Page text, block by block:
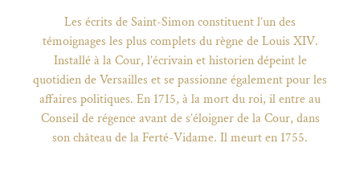
onglet)
nouvel onglet)
fenêtre modale)
de l'application (ouverture dans un nouvel onglet)
Les écrits de Saint-Simon constituent l’un des
témoignages les plus complets du règne de Louis XIV.
Installé à la Cour, l’écrivain et historien dépeint le
quotidien de Versailles et se passionne également pour les
affaires politiques. En 1715, à la mort du roi, il entre au
Conseil de régence avant de s’éloigner de la Cour, dans
son château de la Ferté-Vidame. Il meurt en 1755.